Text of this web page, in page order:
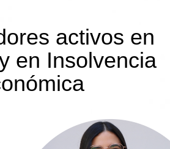
activos en
en Insolvencia